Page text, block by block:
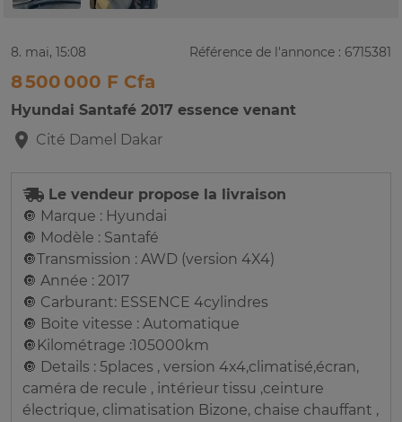
8. mai, 15:08 Référence de l'annonce : 6715381
8 500 000 F Cfa
Hyundai Santafé 2017 essence venant
Cité Damel Dakar
Le vendeur propose la livraison
🔘 Marque : Hyundai
🔘 Modèle : Santafé
🔘Transmission : AWD (version 4X4)
🔘 Année : 2017
🔘 Carburant: ESSENCE 4cylindres
🔘 Boite vitesse : Automatique
🔘Kilométrage :105000km
🔘 Details : 5places , version 4x4,climatisé,écran,
caméra de recule , intérieur tissu ,ceinture
électrique, climatisation Bizone, chaise chauffant ,